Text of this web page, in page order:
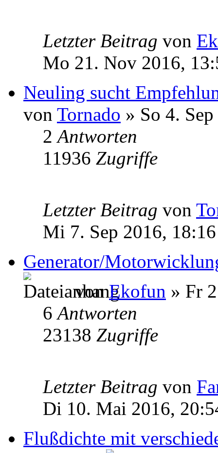
Letzter Beitrag von
Mo 21. Nov 2016,
Neuling sucht
von Tornado » So 4.
2Antworten
11936 Zugriffe
Letzter Beitrag von
Mi 7. Sep 2016, 18:16
Generator/
vonEkofun » Fr
6Antworten
23138 Zugriffe
Letzter Beitrag von
Di 10. Mai 2016,
Flußdichte mit